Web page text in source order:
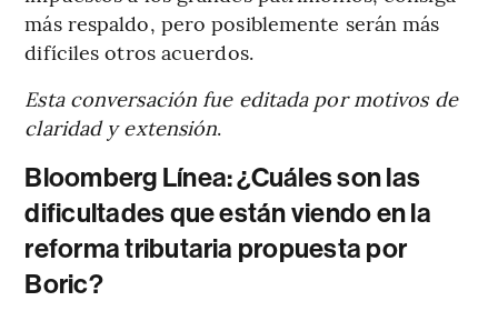
más respaldo, pero posiblemente serán más
difíciles otros acuerdos.
Esta conversación fue editada por motivos de
claridad y extensión.
Bloomberg Línea: ¿Cuáles son las
dificultades que están viendo en la
reforma tributaria propuesta por
Boric?